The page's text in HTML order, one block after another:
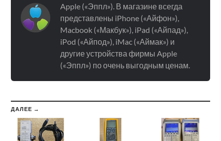
Apple («Эппл»). В магазине всегда
представлены iPhone («Айфон»),
Macbook («Макбук»), iPad («Айпад»),
iPod («Айпод»), iMac («Аймак») и
другие устройства фирмы Apple
(«Эппл») по очень выгодным ценам.
ДАЛЕЕ →